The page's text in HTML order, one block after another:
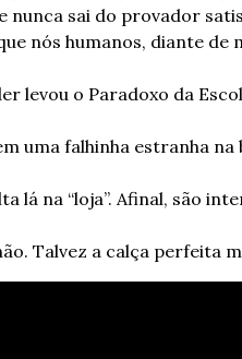
nunca sai do provador
nós humanos, diante
levou o Paradoxo da
uma falhinha estranha na
lá na “loja”. Afinal, são
Talvez a calça perfeita